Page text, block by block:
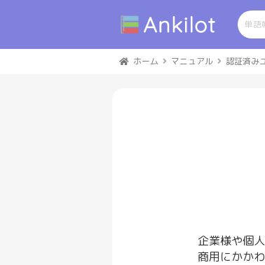
ホーム マニュアル 認証済み
企業様や個
商用にかか